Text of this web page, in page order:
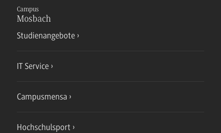
Campus
Mosbach
Studienangebote
IT Service
Campusmensa
Hochschulsport